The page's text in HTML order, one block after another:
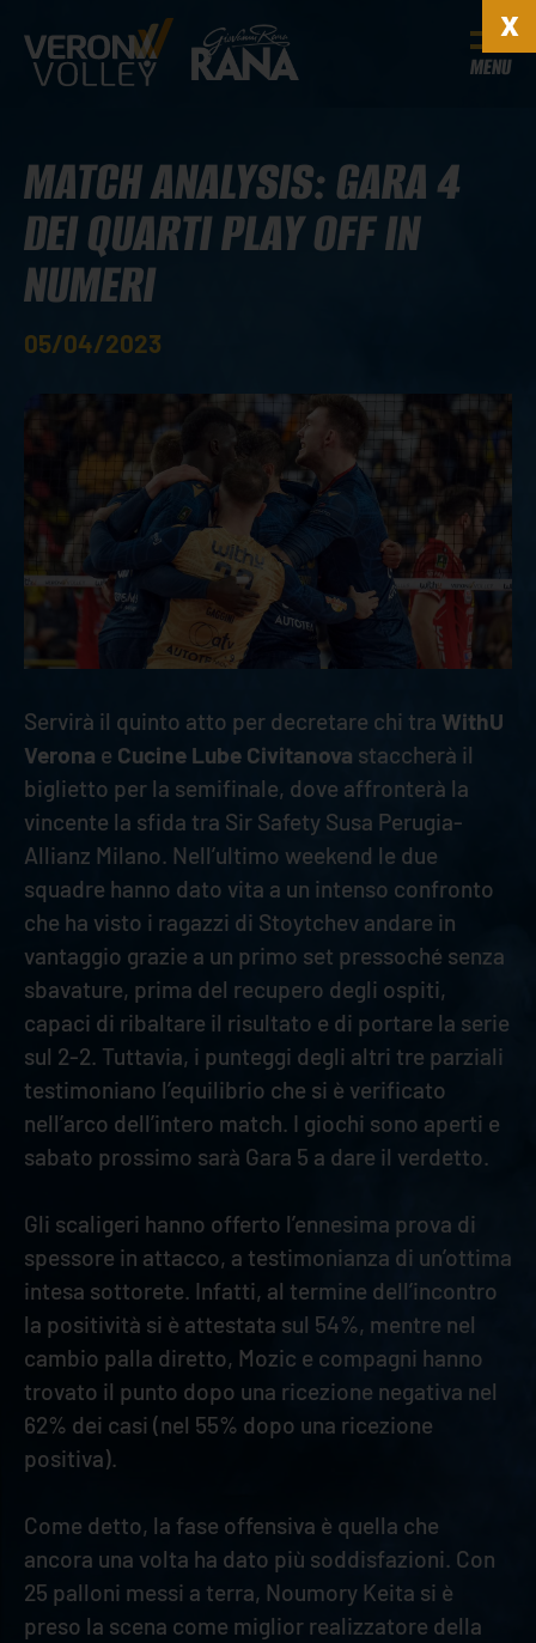
MENU
MATCH ANALYSIS: GARA 4
DEI QUARTI PLAY OFF IN
NUMERI
05/04/2023
Servirà il quinto atto per decretare chi tra WithU
Verona e Cucine Lube Civitanova staccherà il
biglietto per la semifinale, dove affronterà la
vincente la sfida tra Sir Safety Susa Perugia-
Allianz Milano. Nell’ultimo weekend le due
squadre hanno dato vita a un intenso confronto
che ha visto i ragazzi di Stoytchev andare in
vantaggio grazie a un primo set pressoché senza
sbavature, prima del recupero degli ospiti,
capaci di ribaltare il risultato e di portare la serie
sul 2-2. Tuttavia, i punteggi degli altri tre parziali
testimoniano l’equilibrio che si è verificato
nell’arco dell’intero match. I giochi sono aperti e
sabato prossimo sarà Gara 5 a dare il verdetto.
Gli scaligeri hanno offerto l’ennesima prova di
spessore in attacco, a testimonianza di un’ottima
intesa sottorete. Infatti, al termine dell’incontro
la positività si è attestata sul 54%, mentre nel
cambio palla diretto, Mozic e compagni hanno
trovato il punto dopo una ricezione negativa nel
62% dei casi (nel 55% dopo una ricezione
positiva).
Come detto, la fase offensiva è quella che
ancora una volta ha dato più soddisfazioni. Con
25 palloni messi a terra, Noumory Keita si è
preso la scena come miglior realizzatore della